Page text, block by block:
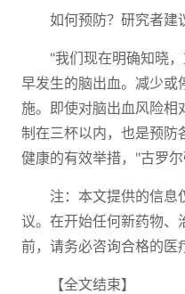
如何预防？研究者建
"我们现在明确知晓
早发生的脑出血。减少或
施。即使对脑出血风险相
制在三杯以内，也是预防
健康的有效举措，"古罗尔
注：本文提供的信息
议。在开始任何新药物、
前，请务必咨询合格的医
【全文结束】